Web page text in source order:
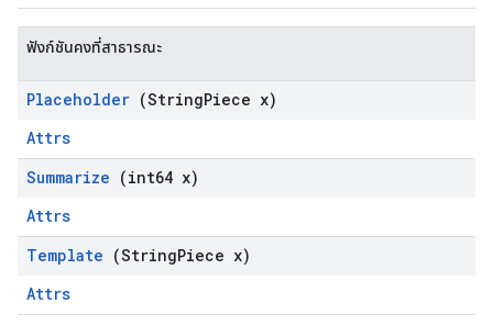
ฟังก์ชันคงที่สาธารณะ
Placeholder (StringPiece x)
Attrs
Summarize (int64 x)
Attrs
Template (StringPiece x)
Attrs